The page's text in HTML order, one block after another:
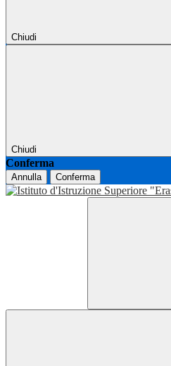
Chiudi
Chiudi
Conferma
Annulla Conferma